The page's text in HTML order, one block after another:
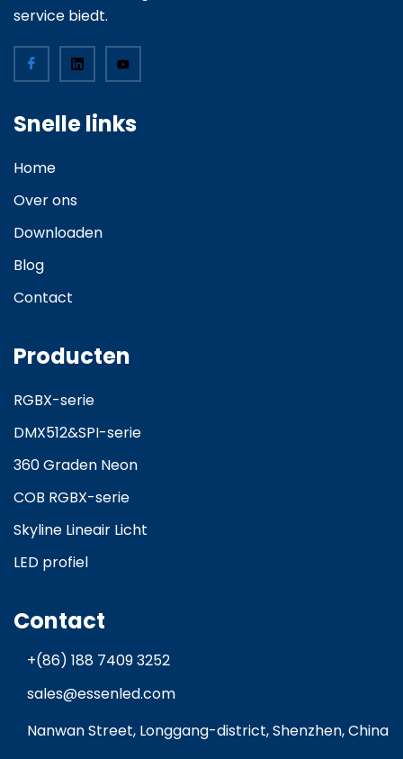
service biedt.
Snelle links
Home
Over ons
Downloaden
Blog
Contact
Producten
RGBX-serie
DMX512&SPI-serie
360 Graden Neon
COB RGBX-serie
Skyline Lineair Licht
LED profiel
Contact
+(86) 188 7409 3252
sales@essenled.com
Nanwan Street, Longgang-district, Shenzhen, China